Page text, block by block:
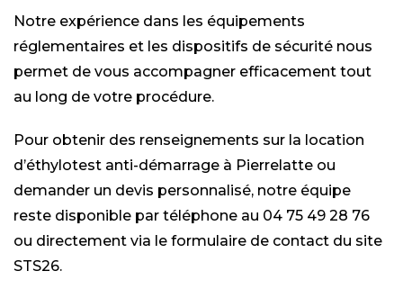
Notre expérience dans les équipements
réglementaires et les dispositifs de sécurité nous
permet de vous accompagner efficacement tout
au long de votre procédure.
Pour obtenir des renseignements sur la location
d’éthylotest anti-démarrage à Pierrelatte ou
demander un devis personnalisé, notre équipe
reste disponible par téléphone au 04 75 49 28 76
ou directement via le formulaire de contact du site
STS26.